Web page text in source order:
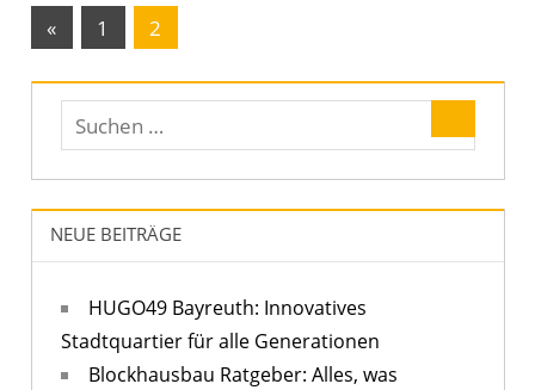
Seitennummerierung
der
Beiträge
«Vorherige
1 2
NEUE BEITRÄGE
HUGO49 Bayreuth: Innovatives
Stadtquartier für alle Generationen
Blockhausbau Ratgeber: Alles, was